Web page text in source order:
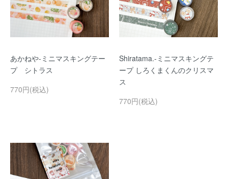
あかねや-ミニマスキングテー
プ シトラス
770円(税込)
Shiratama.-ミニマスキングテ
ープ しろくまくんのクリスマ
ス
770円(税込)